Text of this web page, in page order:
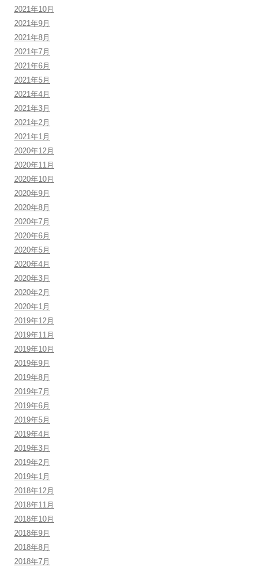
2021年10月
2021年9月
2021年8月
2021年7月
2021年6月
2021年5月
2021年4月
2021年3月
2021年2月
2021年1月
2020年12月
2020年11月
2020年10月
2020年9月
2020年8月
2020年7月
2020年6月
2020年5月
2020年4月
2020年3月
2020年2月
2020年1月
2019年12月
2019年11月
2019年10月
2019年9月
2019年8月
2019年7月
2019年6月
2019年5月
2019年4月
2019年3月
2019年2月
2019年1月
2018年12月
2018年11月
2018年10月
2018年9月
2018年8月
2018年7月